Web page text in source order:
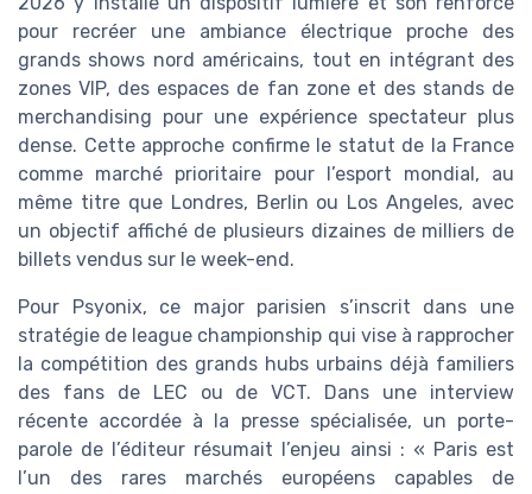
pour recréer une ambiance électrique proche des
grands shows nord américains, tout en intégrant des
zones VIP, des espaces de fan zone et des stands de
merchandising pour une expérience spectateur plus
dense. Cette approche confirme le statut de la France
comme marché prioritaire pour l’esport mondial, au
même titre que Londres, Berlin ou Los Angeles, avec
un objectif affiché de plusieurs dizaines de milliers de
billets vendus sur le week-end.
Pour Psyonix, ce major parisien s’inscrit dans une
stratégie de league championship qui vise à rapprocher
la compétition des grands hubs urbains déjà familiers
des fans de LEC ou de VCT. Dans une interview
récente accordée à la presse spécialisée, un porte-
parole de l’éditeur résumait l’enjeu ainsi : « Paris est
l’un des rares marchés européens capables de